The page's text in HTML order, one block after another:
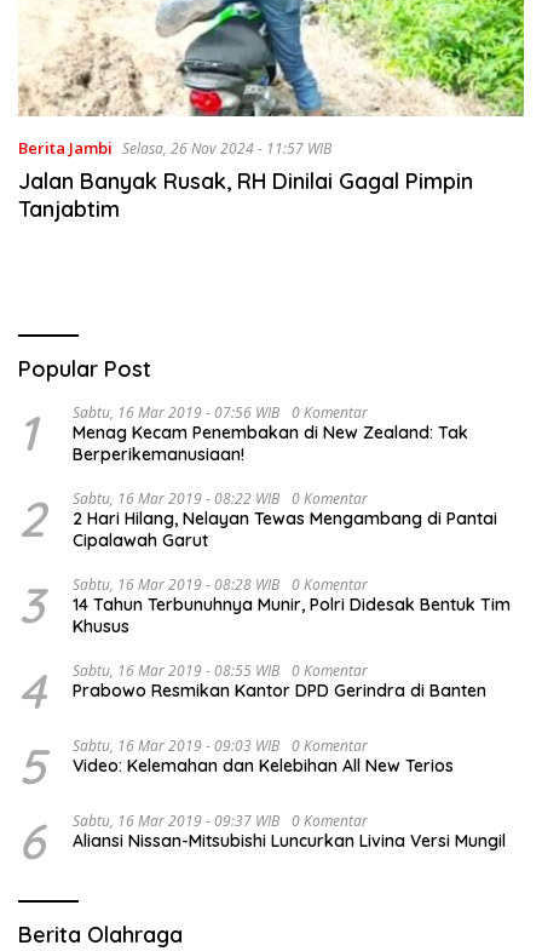
Berita Jambi Selasa, 26 Nov 2024 - 11:57 WIB
Jalan Banyak Rusak, RH Dinilai Gagal Pimpin
Tanjabtim
Popular Post
1 Sabtu, 16 Mar 2019 - 07:56 WIB 0 Komentar
Menag Kecam Penembakan di New Zealand: Tak
Berperikemanusiaan!
2 Sabtu, 16 Mar 2019 - 08:22 WIB 0 Komentar
2 Hari Hilang, Nelayan Tewas Mengambang di Pantai
Cipalawah Garut
3 Sabtu, 16 Mar 2019 - 08:28 WIB 0 Komentar
14 Tahun Terbunuhnya Munir, Polri Didesak Bentuk Tim
Khusus
4 Sabtu, 16 Mar 2019 - 08:55 WIB 0 Komentar
Prabowo Resmikan Kantor DPD Gerindra di Banten
5 Sabtu, 16 Mar 2019 - 09:03 WIB 0 Komentar
Video: Kelemahan dan Kelebihan All New Terios
6 Sabtu, 16 Mar 2019 - 09:37 WIB 0 Komentar
Aliansi Nissan-Mitsubishi Luncurkan Livina Versi Mungil
Berita Olahraga